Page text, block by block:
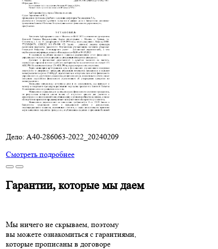
Дело: A40-286063-2022_20240209
Смотреть подробнее
Гарантии, которые мы даем
Мы ничего не скрываем, поэтому
вы можете ознакомиться с гарантиями,
которые прописаны в договоре